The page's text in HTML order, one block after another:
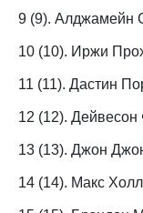
9 (9). Алджамейн
10 (10). Иржи
11 (11). Дастин
12 (12). Дейвесон
13 (13). Джон
14 (14). Макс